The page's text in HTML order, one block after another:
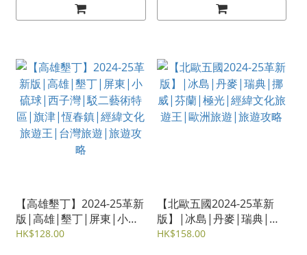
【高雄墾丁】2024-25革新
版|高雄|墾丁|屏東|小硫
球|西子灣|駁二藝術特區|
HK$128.00
【北歐五國2024-25革新
版】|冰島|丹麥|瑞典|挪
威|芬蘭|極光|經緯文化旅
HK$158.00